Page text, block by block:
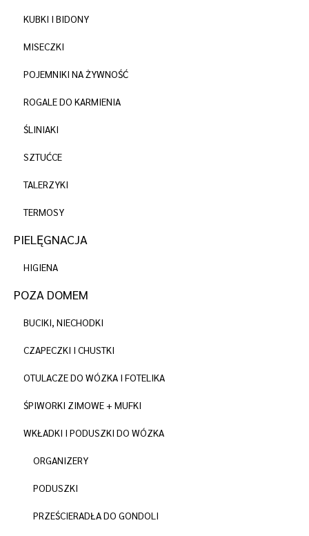
KUBKI I BIDONY
MISECZKI
POJEMNIKI NA ŻYWNOŚĆ
ROGALE DO KARMIENIA
ŚLINIAKI
SZTUĆCE
TALERZYKI
TERMOSY
PIELĘGNACJA
HIGIENA
POZA DOMEM
BUCIKI, NIECHODKI
CZAPECZKI I CHUSTKI
OTULACZE DO WÓZKA I FOTELIKA
ŚPIWORKI ZIMOWE + MUFKI
WKŁADKI I PODUSZKI DO WÓZKA
ORGANIZERY
PODUSZKI
PRZEŚCIERADŁA DO GONDOLI